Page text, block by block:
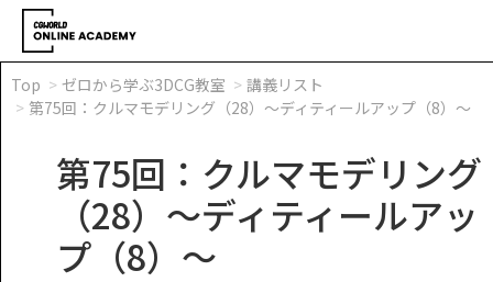
Top ゼロから学ぶ3DCG教室
講義リスト
第75回：クルマモデリング（28）～ディティールアップ（8）～
第75回：クルマモデリング
（28）～ディティールアッ
プ（8）～